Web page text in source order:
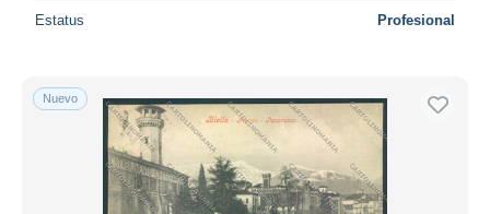
Estatus Profesional
Nuevo